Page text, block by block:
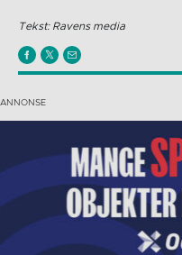
Tekst: Ravens media